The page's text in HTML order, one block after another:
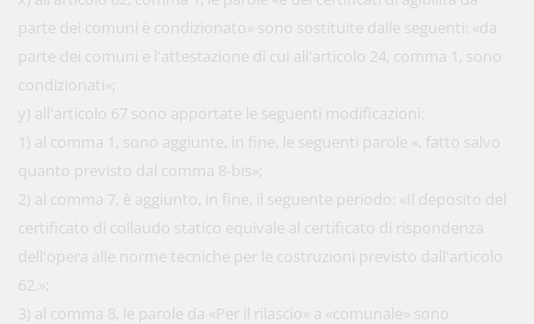
parte dei comuni è condizionato» sono sostituite dalle seguenti: «da
parte dei comuni e l'attestazione di cui all'articolo 24, comma 1, sono
condizionati»;
y) all'articolo 67 sono apportate le seguenti modificazioni:
1) al comma 1, sono aggiunte, in fine, le seguenti parole «, fatto salvo
quanto previsto dal comma 8-bis»;
2) al comma 7, è aggiunto, in fine, il seguente periodo: «Il deposito del
certificato di collaudo statico equivale al certificato di rispondenza
dell'opera alle norme tecniche per le costruzioni previsto dall'articolo
62.»;
3) al comma 8, le parole da «Per il rilascio» a «comunale» sono